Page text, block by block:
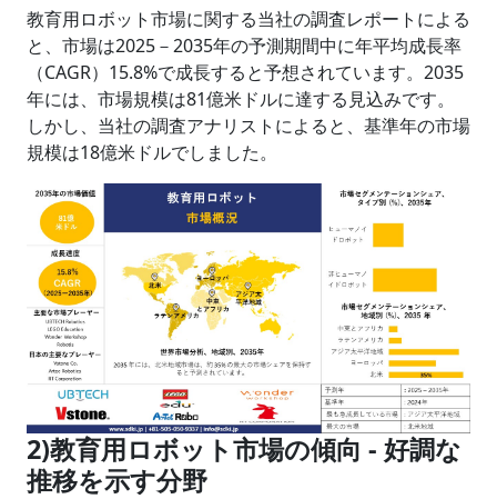
教育用ロボット市場に関する当社の調査レポートによる
と、市場は2025－2035年の予測期間中に年平均成長率
（CAGR）15.8%で成長すると予想されています。2035
年には、市場規模は81億米ドルに達する見込みです。
しかし、当社の調査アナリストによると、基準年の市場
規模は18億米ドルでしました。
2)教育用ロボット市場の傾向 - 好調な
推移を示す分野